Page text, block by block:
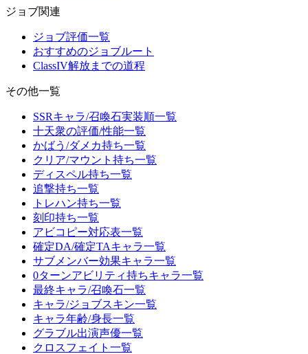
ジョブ関連
ジョブ評価一覧
おすすめのジョブルート
ClassIV解放までの道程
その他一覧
SSRキャラ/召喚石実装順一覧
十天衆の評価/性能一覧
かばう/ダメカ持ち一覧
クリア/マウント持ち一覧
ディスペル持ち一覧
追撃持ち一覧
トレハン持ち一覧
刻印持ち一覧
アビコピー対応表一覧
確定DA/確定TAキャラ一覧
サブメンバー効果キャラ一覧
0ターンアビリティ持ちキャラ一覧
最終キャラ/召喚石一覧
キャラ/ジョブスキン一覧
キャラ年齢/身長一覧
グラブル出演声優一覧
クロスフェイト一覧